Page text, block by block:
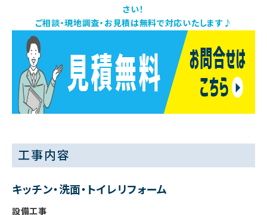
さい！
ご相談・現地調査・お見積は無料で対応いたします♪
工事内容
キッチン・洗面・トイレリフォーム
設備工事